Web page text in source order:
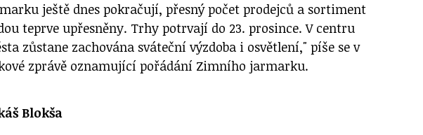
ještě dnes pokračují, přesný počet prodejců a sortiment
teprve upřesněny. Trhy potrvají do 23. prosince. V centru
zůstane zachována sváteční výzdoba i osvětlení," píše se v
zprávě oznamující pořádání Zimního jarmarku.
Blokša